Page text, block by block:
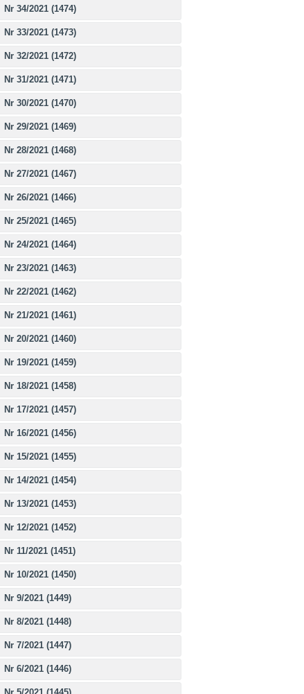
Nr 34/2021 (1474)
Nr 33/2021 (1473)
Nr 32/2021 (1472)
Nr 31/2021 (1471)
Nr 30/2021 (1470)
Nr 29/2021 (1469)
Nr 28/2021 (1468)
Nr 27/2021 (1467)
Nr 26/2021 (1466)
Nr 25/2021 (1465)
Nr 24/2021 (1464)
Nr 23/2021 (1463)
Nr 22/2021 (1462)
Nr 21/2021 (1461)
Nr 20/2021 (1460)
Nr 19/2021 (1459)
Nr 18/2021 (1458)
Nr 17/2021 (1457)
Nr 16/2021 (1456)
Nr 15/2021 (1455)
Nr 14/2021 (1454)
Nr 13/2021 (1453)
Nr 12/2021 (1452)
Nr 11/2021 (1451)
Nr 10/2021 (1450)
Nr 9/2021 (1449)
Nr 8/2021 (1448)
Nr 7/2021 (1447)
Nr 6/2021 (1446)